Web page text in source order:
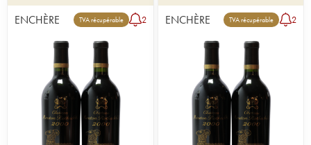
ENCHÈRE TVA récupérable 2 ENCHÈRE TVA récupérable 2